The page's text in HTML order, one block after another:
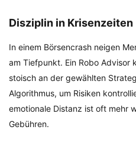
Disziplin in Krisenzeiten
In einem Börsencrash neigen
am Tiefpunkt. Ein Robo Advisor
stoisch an der gewählten
Algorithmus, um Risiken
emotionale Distanz ist oft mehr
Gebühren.